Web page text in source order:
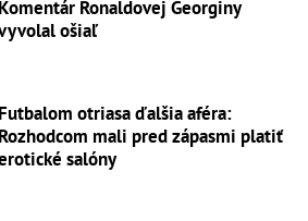
Komentár Ronaldovej Georginy
ošiaľ
Futbalom otriasa ďalšia aféra:
Rozhodcom mali pred zápasmi platiť
salóny